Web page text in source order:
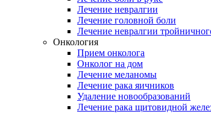
Лечение невралгии
Лечение головной боли
Лечение невралгии
Онкология
Прием онколога
Онколог на дом
Лечение меланомы
Лечение рака яичников
Удаление новообразований
Лечение рака щитовидной